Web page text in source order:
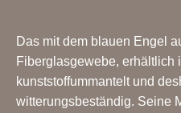
Das mit dem blauen Engel
Fiberglasgewebe, erhältlich
kunststoffummantelt und
witterungsbeständig. Seine